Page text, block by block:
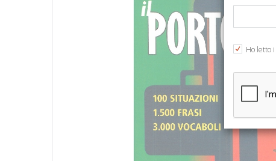
Ho letto i